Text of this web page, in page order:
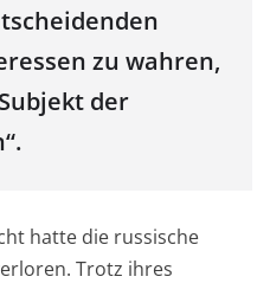
zu wahren,
der
hatte die russische
Trotz ihres